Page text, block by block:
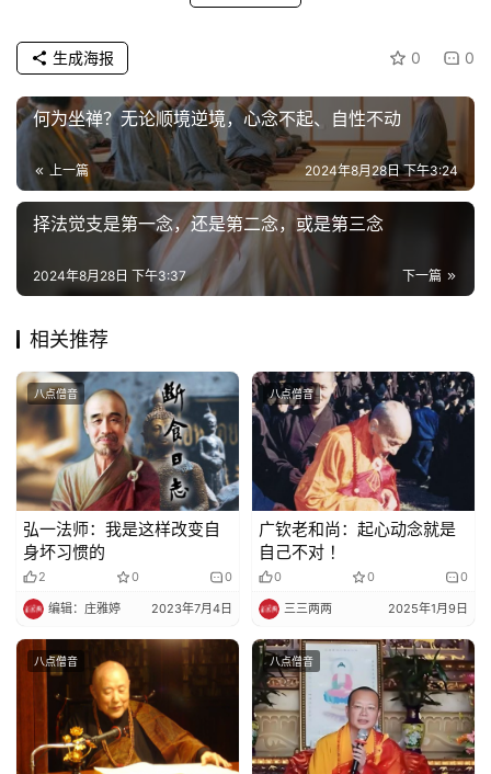
菩
提
题
公
慈
佛
教
人
物
寺
院
巡
礼
视
频
录
登录 注册
0 0
生成海报
何为坐禅？无论顺境逆境，心念不起、自性不动
上一篇 2024年8月28日 下午3:24
择法觉支是第一念，还是第二念，或是第三念
下一篇
2024年8月28日 下午3:37
相关推荐
八点僧音
弘一法师：我是这样改变自
身坏习惯的
2 0 0
编辑：庄雅婷 2023年7月4日
八点僧音
广钦老和尚：起心动念就是
自己不对 ！
0 0 0
三三两两 2025年1月9日
八点僧音 八点僧音